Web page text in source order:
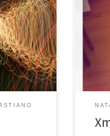
ma
in una
Ve
è tutto e
nostre